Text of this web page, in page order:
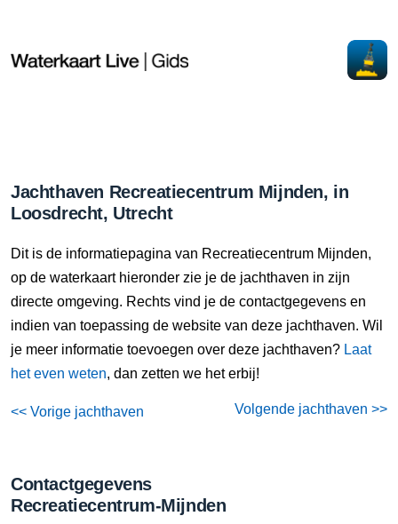
Jachthaven Recreatiecentrum Mijnden, in
Loosdrecht, Utrecht
Dit is de informatiepagina van Recreatiecentrum Mijnden,
op de waterkaart hieronder zie je de jachthaven in zijn
directe omgeving. Rechts vind je de contactgegevens en
indien van toepassing de website van deze jachthaven. Wil
je meer informatie toevoegen over deze jachthaven? Laat
het even weten, dan zetten we het erbij!
<< Vorige jachthaven Volgende jachthaven >>
Contactgegevens
Recreatiecentrum-Mijnden